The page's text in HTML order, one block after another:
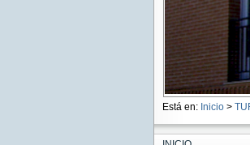
Está en: Inicio >